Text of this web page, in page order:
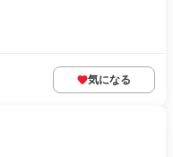
気になる